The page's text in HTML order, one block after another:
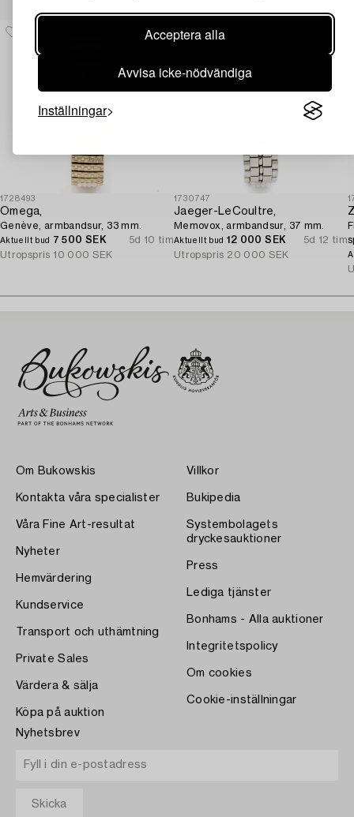
Acceptera alla
Avvisa icke-nödvändiga
Inställningar
1728493
Omega,
Genève, armbandsur, 33 mm.
Aktuellt bud 7 500 SEK
5d 10 tim
Utropspris 10 000 SEK
1730747
Jaeger-LeCoultre,
Memovox, armbandsur, 37 mm.
Aktuellt bud 12 000 SEK
5d 12 tim
Utropspris 20 000 SEK
Om Bukowskis
Kontakta våra specialister
Våra Fine Art-resultat
Nyheter
Hemvärdering
Kundservice
Transport och uthämtning
Private Sales
Värdera & sälja
Köpa på auktion
Villkor
Bukipedia
Systembolagets
dryckesauktioner
Press
Lediga tjänster
Bonhams - Alla auktioner
Integritetspolicy
Om cookies
Cookie-inställningar
Nyhetsbrev